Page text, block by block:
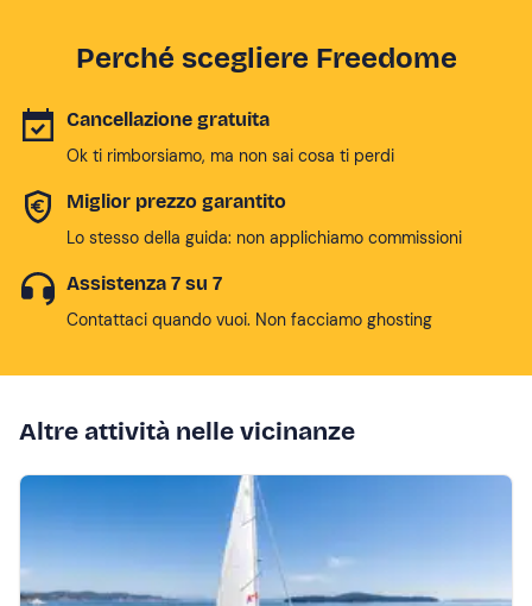
Perché scegliere Freedome
Cancellazione gratuita
Ok ti rimborsiamo, ma non sai cosa ti perdi
Miglior prezzo garantito
Lo stesso della guida: non applichiamo commissioni
Assistenza 7 su 7
Contattaci quando vuoi. Non facciamo ghosting
Altre attività nelle vicinanze